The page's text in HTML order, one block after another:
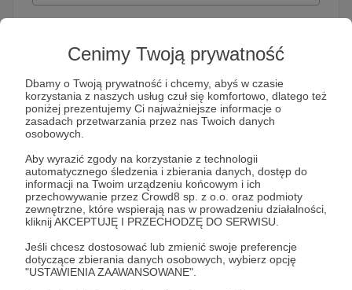
Cenimy Twoją prywatność
Dbamy o Twoją prywatność i chcemy, abyś w czasie
korzystania z naszych usług czuł się komfortowo, dlatego też
poniżej prezentujemy Ci najważniejsze informacje o
zasadach przetwarzania przez nas Twoich danych
osobowych.
Aby wyrazić zgody na korzystanie z technologii
automatycznego śledzenia i zbierania danych, dostęp do
informacji na Twoim urządzeniu końcowym i ich
przechowywanie przez Crowd8 sp. z o.o. oraz podmioty
zewnętrzne, które wspierają nas w prowadzeniu działalności,
kliknij AKCEPTUJĘ I PRZECHODZĘ DO SERWISU.
Jeśli chcesz dostosować lub zmienić swoje preferencje
dotyczące zbierania danych osobowych, wybierz opcję
"USTAWIENIA ZAAWANSOWANE".
Telefon *
dodatkowe pytania
Treść wiadomości *